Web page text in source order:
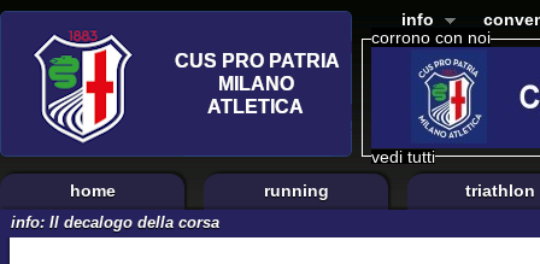
corrono con noi
vedi tutti
info
home running triathlon
info: Il decalogo della corsa